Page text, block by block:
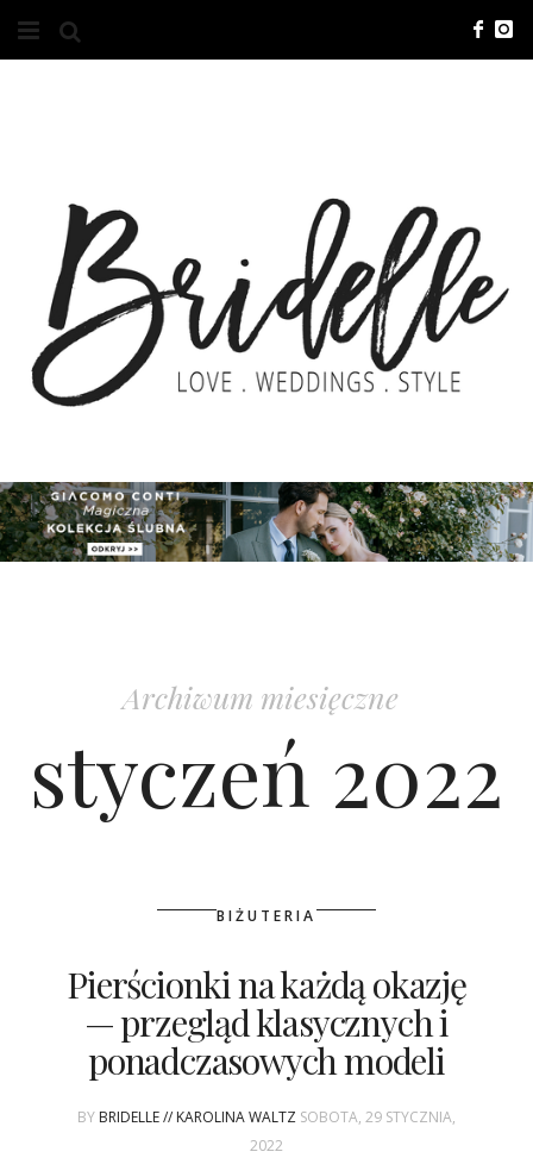
O NAS
KONTAKT
REKLAMA
ADVERTISING
ZGŁOSZENIA
KSIĄŻKI BRIDELLE
BRI GROUP
ŚLUBNE STYLE
Archiwum miesięczne
styczeń 2022
BIŻUTERIA
Pierścionki na każdą okazję
— przegląd klasycznych i
ponadczasowych modeli
BY BRIDELLE // KAROLINA WALTZ SOBOTA, 29 STYCZNIA,
2022